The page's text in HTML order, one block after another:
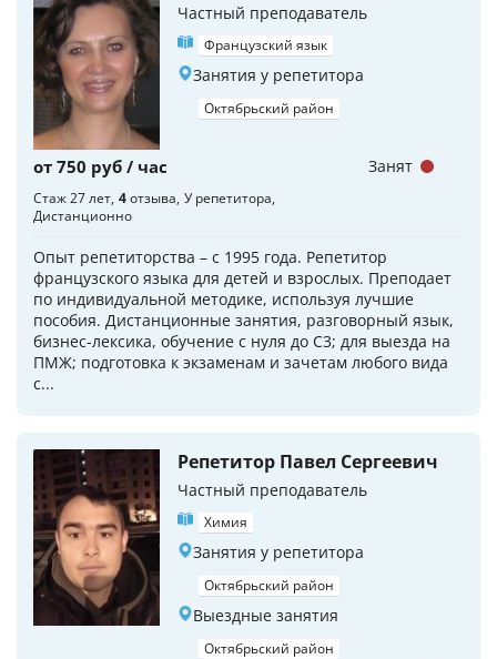
Частный преподаватель
Французский язык
Занятия у репетитора
Октябрьский район
от 750 руб / час
Стаж 27 лет 4отзыва У репетитора
Дистанционно
Опыт репетиторства – с 1995 года. Репетитор
французского языка для детей и взрослых. Преподает
по индивидуальной методике, используя лучшие
пособия. Дистанционные занятия, разговорный язык,
бизнес-лексика, обучение с нуля до C3; для выезда на
ПМЖ; подготовка к экзаменам и зачетам любого вида
с...
Занят
Репетитор Павел Сергеевич
Частный преподаватель
Химия
Занятия у репетитора
Октябрьский район
Выездные занятия
Октябрьский район